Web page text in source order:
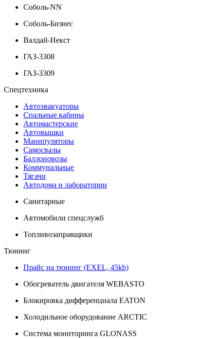
Соболь-NN
Соболь-Бизнес
Валдай-Некст
ГАЗ-3308
ГАЗ-3309
Спецтехника
Автоэвакуаторы
Спальные кабины
Автомастерские
Автовышки
Манипуляторы
Самосвалы
Баллоновозы
Коммунальные
Тягачи
Автодома и лаборатории
Санитарные
Автомобили спецслужб
Топливозаправщики
Тюнинг
Прайс на тюнинг (EXEL, 45kb)
Обогреватель двигателя WEBASTO
Блокировка дифференциала EATON
Холодильное оборудование ARCTIC
Система мониторинга GLONASS